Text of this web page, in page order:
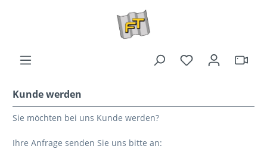
Kunde werden
Sie möchten bei uns Kunde werden?
Ihre Anfrage senden Sie uns bitte an: